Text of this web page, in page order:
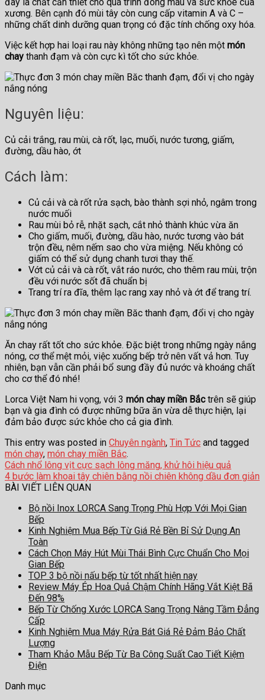
xương. Bên cạnh đó mùi tây còn cung cấp vitamin A và C –
những chất dinh dưỡng quan trọng có đặc tính chống oxy hóa.
Việc kết hợp hai loại rau này không những tạo nên một món
chay thanh đạm và còn cực kì tốt cho sức khỏe.
Nguyên liệu:
Củ cải trắng, rau mùi, cà rốt, lạc, muối, nước tương, giấm,
đường, dầu hào, ớt
Cách làm:
Củ cải và cà rốt rửa sạch, bào thành sợi nhỏ, ngâm trong
nước muối
Rau mùi bỏ rễ, nhặt sạch, cắt nhỏ thành khúc vừa ăn
Cho giấm, muối, đường, dầu hào, nước tương vào bát
trộn đều, nêm nếm sao cho vừa miệng. Nếu không có
giấm có thể sử dụng chanh tươi thay thế.
Vớt củ cải và cà rốt, vắt ráo nước, cho thêm rau mùi, trộn
đều với nước sốt đã chuẩn bị
Trang trí ra đĩa, thêm lạc rang xay nhỏ và ớt để trang trí.
Ăn chay rất tốt cho sức khỏe. Đặc biệt trong những ngày nắng
nóng, cơ thể mệt mỏi, việc xuống bếp trở nên vất vả hơn. Tuy
nhiên, bạn vẫn cần phải bổ sung đầy đủ nước và khoáng chất
cho cơ thể đó nhé!
Lorca Việt Nam hi vọng, với 3 món chay miền Bắctrên sẽ giúp
bạn và gia đình có được những bữa ăn vừa dễ thực hiện, lại
đảm bảo được sức khỏe cho cả gia đình.
This entry was posted in Chuyên ngành, Tin Tức and tagged
món chay, món chay miền Bắc.
Cách nhổ lông vịt cực sạch lông măng, khử hôi hiệu quả
4 bước làm khoai tây chiên bằng nồi chiên không dầu đơn giản
BÀI VIẾT LIÊN QUAN
Bộ nồi Inox LORCA Sang Trọng Phù Hợp Với Mọi Gian
Bếp
Kinh Nghiệm Mua Bếp Từ Giá Rẻ Bền Bỉ Sử Dụng An
Toàn
Cách Chọn Máy Hút Mùi Thái Bình Cực Chuẩn Cho Mọi
Gian Bếp
TOP 3 bộ nồi nấu bếp từ tốt nhất hiện nay
Review Máy Ép Hoa Quả Chậm Chính Hãng Vắt Kiệt Bã
Đến 98%
Bếp Từ Chống Xước LORCA Sang Trọng Nâng Tầm Đẳng
Cấp
Kinh Nghiệm Mua Máy Rửa Bát Giá Rẻ Đảm Bảo Chất
Lượng
Tham Khảo Mẫu Bếp Từ Ba Công Suất Cao Tiết Kiệm
Điện
Danh mục